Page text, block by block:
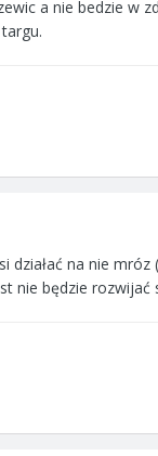
a nie bedzie w
działać na nie
nie będzie rozwijać